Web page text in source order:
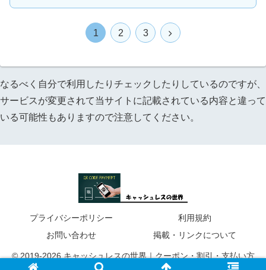
1 2 3
次
なるべく自分で利用したりチェックしたりしているのですが、
サービスが変更されて当サイトに記載されている内容と違って
いる可能性もありますので注意してください。
プライバシーポリシー
利用規約
お問い合わせ
掲載・リンクについて
© 2019-2026 キャッシュレスの世界｜クーポン・割引・支払い方